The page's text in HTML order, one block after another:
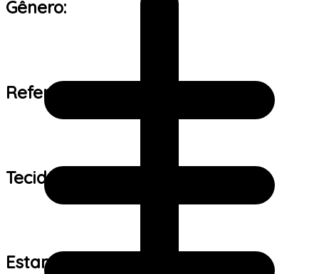
Gênero:
Referência de tamanho:
Tecido:
Estampa: